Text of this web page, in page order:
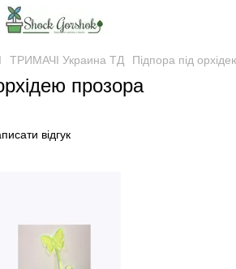
ТРИМАЧІ Украина ТД Підпора під
прозора
відгук